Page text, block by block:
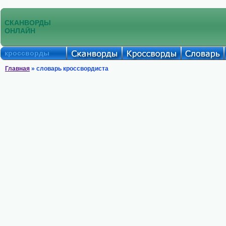
СКАНВОРДЫ
ОНЛАЙН
кроссворды
Главная » словарь кроссвордиста